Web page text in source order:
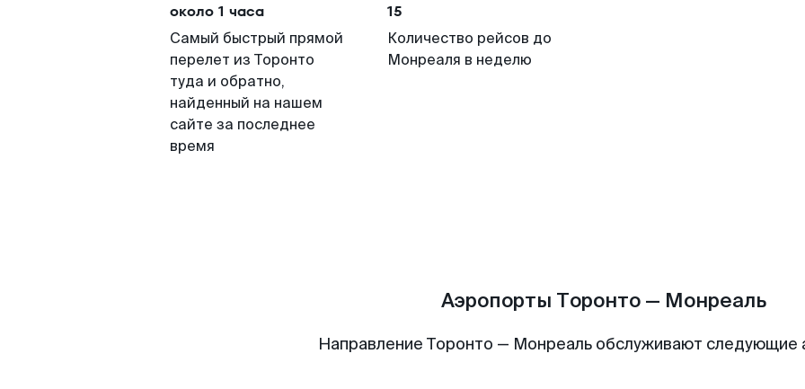
около 1 часа
Самый быстрый прямой
перелет из Торонто
туда и обратно,
найденный на нашем
сайте за последнее
время
15
Количество рейсов до
Монреаля в неделю
Аэропорты Торонто — Монреаль
Направление Торонто — Монреаль обслуживают следующие